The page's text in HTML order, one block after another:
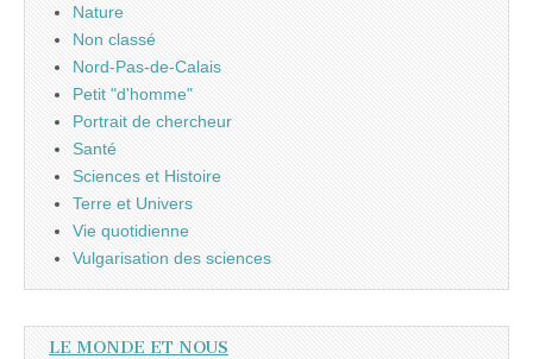
Nature
Non classé
Nord-Pas-de-Calais
Petit "d'homme"
Portrait de chercheur
Santé
Sciences et Histoire
Terre et Univers
Vie quotidienne
Vulgarisation des sciences
LE MONDE ET NOUS